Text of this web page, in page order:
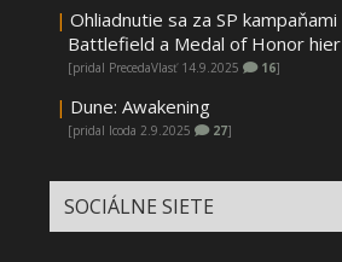
| Ohliadnutie sa za SP kampaňami
Battlefield a Medal of Honor hier
[pridal PrecedaVlasť 14.9.2025 16]
| Dune: Awakening
[pridal Icoda 2.9.2025 27]
SOCIÁLNE SIETE